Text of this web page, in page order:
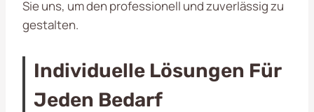
Sie uns, um den professionell und zuverlässig zu
gestalten.
Individuelle Lösungen Für
Jeden Bedarf